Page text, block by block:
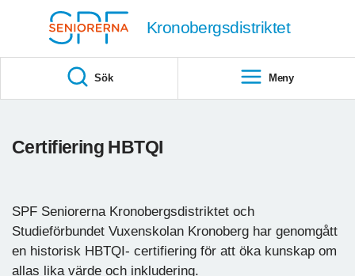
Kronobergsdistriktet
Sök Meny
Certifiering HBTQI
SPF Seniorerna Kronobergsdistriktet och
Studieförbundet Vuxenskolan Kronoberg har genomgått
en historisk HBTQI- certifiering för att öka kunskap om
allas lika värde och inkludering.